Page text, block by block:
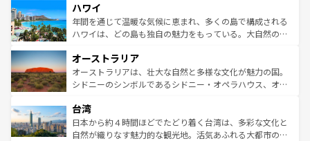
ば市内交通費無料で観光を楽しむこともできる。 なお、新
着のスイス情報はコンテンツ一覧 を参照してほしい。
のような巨大都市は、観光、ショッピング、エンターテイ
ンメントが詰まった刺激的なスポットだ。一方、アメリカ
西部には大自然が広がり、グランドキャニオンやイエロー
部のニューオーリンズでは、音楽と美食が融合した独特の
文化が魅力。旅行者はアメリカの各地域で異なる魅力を楽
しみながら、その多様性と豊かな歴史を感じることができ
ならではの贅沢な旅のスタイルだ。 なお、新着のアメリカ
情報はコンテンツ一覧を参照してほしい。
ハワイ
年間を通じて温暖な気候に恵まれ、多くの島で構成される
ハワイは、どの島も独自の魅力をもっている。大自然の神
ワイ島は見逃せない。また、定番の観光地といえばオアフ
島だが、静かな自然を求めるならマウイ島やカウアイ島が
おすすめ。エメラルドグリーンに輝く海をはじめ、豊かな
れるおもてなしの心で訪れる人々を迎えてくれるハワイの
人々、おいしいローカルフードやハワイアンミュージッ
ク、伝統的なフラダンスなど、すべてがハワイの魅力を彩
オーストラリア
オーストラリアは、壮大な自然と多様な文化が魅力の国。
シドニーのシンボルであるシドニー・オペラハウス、オー
リアリーフや大陸中央部にそびえるウルル（エアーズロッ
ク）、タスマニアの美しい原生林やケアンズの熱帯雨林な
ど、見どころがたくさん。また、カフェやワイン、オージ
台湾
日本から約４時間ほどでたどり着く台湾は、多彩な文化と
自然が織りなす魅力的な観光地。活気あふれる大都市の台